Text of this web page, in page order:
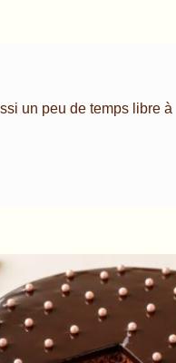
un peu de temps libre à